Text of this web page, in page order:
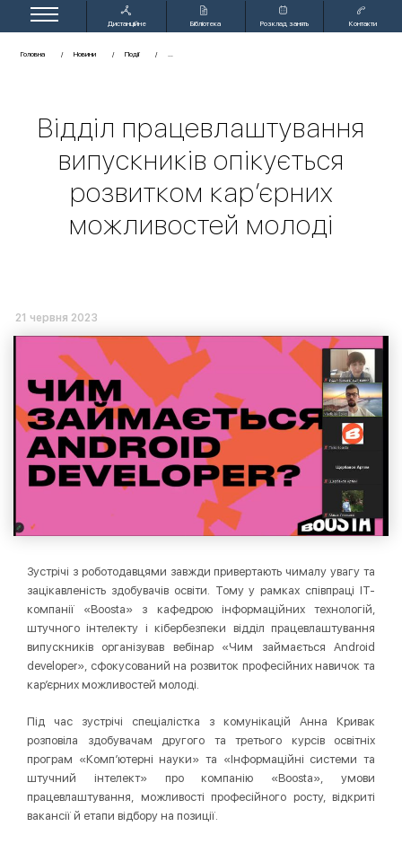
Дистанційне
Бібліотека Розклад занять Контакти
Головна Новини Події
Відділ працевлаштування
випускників опікується
розвитком кар’єрних
можливостей молоді
21 червня 2023
Зустрічі з роботодавцями завжди привертають чималу увагу та
зацікавленість здобувачів освіти. Тому у рамках співпраці ІТ-
компанії «Boosta» з кафедрою інформаційних технологій,
штучного інтелекту і кібербезпеки відділ працевлаштування
випускників організував вебінар «Чим займається Android
developer», сфокусований на розвиток професійних навичок та
кар’єрних можливостей молоді.
Під час зустрічі спеціалістка з комунікацій Анна Кривак
розповіла здобувачам другого та третього курсів освітніх
програм «Комп’ютерні науки» та «Інформаційні системи та
штучний інтелект» про компанію «Boosta», умови
працевлаштування, можливості професійного росту, відкриті
вакансії й етапи відбору на позиції.